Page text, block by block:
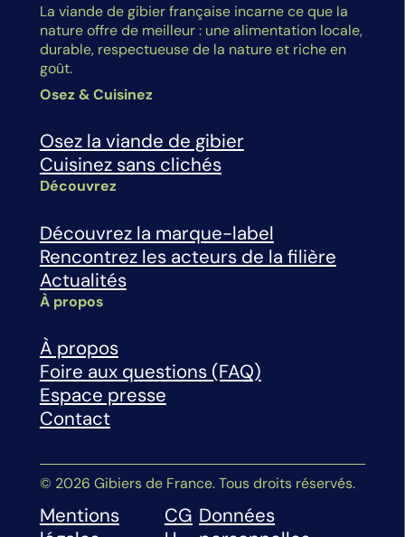
La viande de gibier française incarne ce que la
nature offre de meilleur : une alimentation locale,
durable, respectueuse de la nature et riche en
goût.
Osez & Cuisinez
Osez la viande de gibier
Cuisinez sans clichés
Découvrez
Découvrez la marque-label
Rencontrez les acteurs de la filière
Actualités
À propos
À propos
Foire aux questions (FAQ)
Espace presse
Contact
© 2026 Gibiers de France. Tous droits réservés.
Mentions
CG Données